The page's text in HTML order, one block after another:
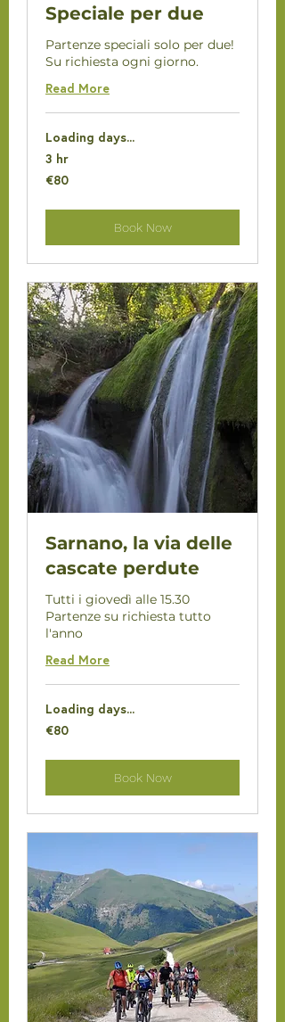
Speciale per due
Partenze speciali solo per due!
Su richiesta ogni giorno.
Read More
Loading days...
3 hr
80
euros
€80
Book Now
Sarnano, la via delle
cascate perdute
Tutti i giovedì alle 15.30
Partenze su richiesta tutto
l'anno
Read More
Loading days...
80
euros
€80
Book Now